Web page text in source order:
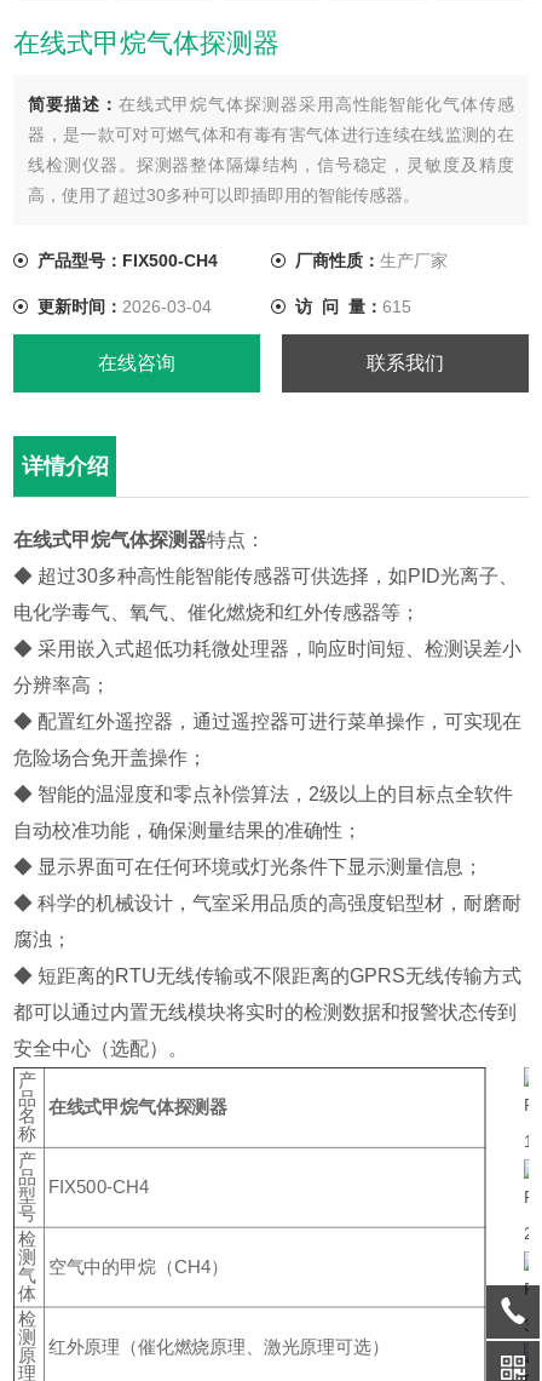
在线式甲烷气体探测器
简要描述： 在线式甲烷气体探测器采用高性能智能化气体传感
器，是一款可对可燃气体和有毒有害气体进行连续在线监测的在
线检测仪器。探测器整体隔爆结构，信号稳定，灵敏度及精度
高，使用了超过30多种可以即插即用的智能传感器。
产品型号：FIX500-CH4 厂商性质： 生产厂家
更新时间： 2026-03-04 访 问 量： 615
在线咨询 联系我们
详情介绍
在线式甲烷气体探测器特点：
◆ 超过30多种高性能智能传感器可供选择，如PID光离子、
电化学毒气、氧气、催化燃烧和红外传感器等；
◆ 采用嵌入式超低功耗微处理器，响应时间短、检测误差小
分辨率高；
◆ 配置红外遥控器，通过遥控器可进行菜单操作，可实现在
危险场合免开盖操作；
◆ 智能的温湿度和零点补偿算法，2级以上的目标点全软件
自动校准功能，确保测量结果的准确性；
◆ 显示界面可在任何环境或灯光条件下显示测量信息；
◆ 科学的机械设计，气室采用品质的高强度铝型材，耐磨耐
腐浊；
◆ 短距离的RTU无线传输或不限距离的GPRS无线传输方式
都可以通过内置无线模块将实时的检测数据和报警状态传到
安全中心（选配）。
产
品
名
称
在线式甲烷气体探测器
产
品
型
号
FIX500-CH4
检
测
气
体
空气中的甲烷（CH4）
检
测
原
理
红外原理（催化燃烧原理、激光原理可选）